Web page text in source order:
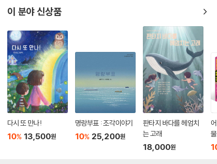
이 분야 신상품
다시 또 만나!
10% 13,500원
명랑부표 : 조각이야기
10% 25,200원
판타지 바다를 헤엄치
는 고래
18,000원